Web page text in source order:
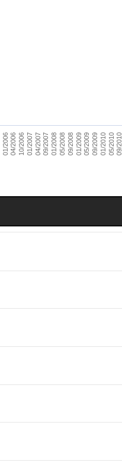
01/200604/200610/200601/200704/200709/200701/200805/200809/200801/200905/200909/200901/201005/201009/